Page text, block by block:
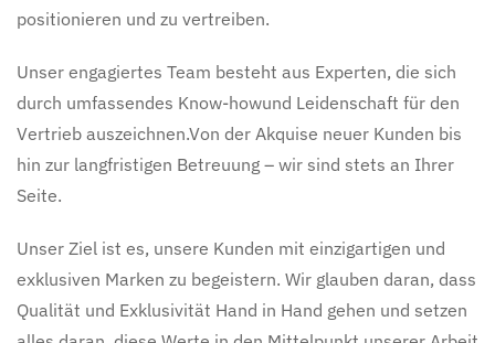
positionieren und zu vertreiben.
Unser engagiertes Team besteht aus Experten, die sich
durch umfassendes Know-howund Leidenschaft für den
Vertrieb auszeichnen.Von der Akquise neuer Kunden bis
hin zur langfristigen Betreuung – wir sind stets an Ihrer
Seite.
Unser Ziel ist es, unsere Kunden mit einzigartigen und
exklusiven Marken zu begeistern. Wir glauben daran, dass
Qualität und Exklusivität Hand in Hand gehen und setzen